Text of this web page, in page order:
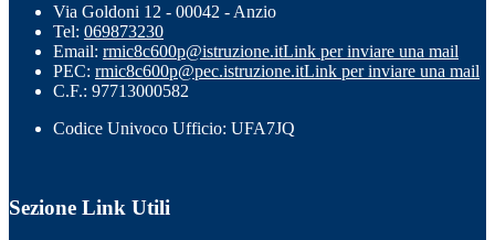
Via Goldoni 12 - 00042 - Anzio
Tel: 069873230
Email: rmic8c600p@istruzione.itLink per inviare una mail
PEC: rmic8c600p@pec.istruzione.itLink per inviare una mail
C.F.: 97713000582
Codice Univoco Ufficio: UFA7JQ
Sezione Link Utili